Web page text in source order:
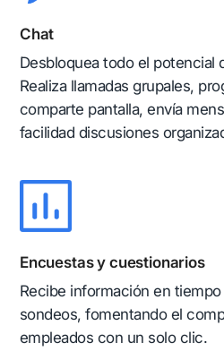
Chat
Desbloquea todo el potencial
Realiza llamadas grupales,
comparte pantalla, envía
facilidad discusiones
Encuestas y cuestionarios
Recibe información en
sondeos, fomentando el
empleados con un solo clic.